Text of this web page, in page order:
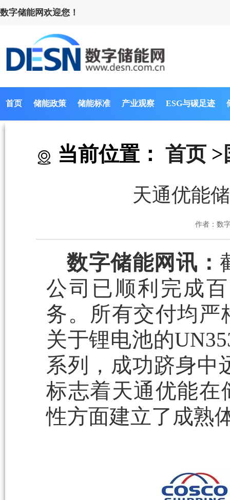
数字储能网欢迎您！
首页 储能政策 储能标准 产业观察 ESG与碳足迹
当前位置： 首页 >
天通优能
作者：数
数字储能网讯：
公司已顺利完成
务。所有交付均严
关于锂电池的
系列，成功跻身中
标志着天通优能在
性方面建立了成熟